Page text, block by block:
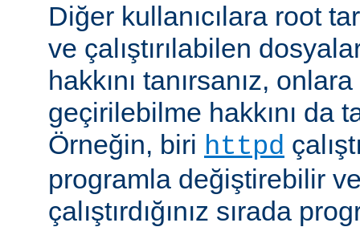
Diğer kullanıcılara root
ve çalıştırılabilen
hakkını tanırsanız,
geçirilebilme hakkını da
Örneğin, biri httpd
programla değiştirebilir
çalıştırdığınız sırada